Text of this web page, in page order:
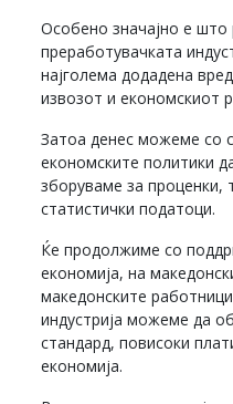
Особено значајно е што
преработувачката
најголема додадена
извозот и економскиот
Затоа денес можеме со
економските политики
зборуваме за проценки,
статистички податоци.
Ќе продолжиме со
економија, на
македонските
индустрија можеме да
стандард, повисоки
економија.